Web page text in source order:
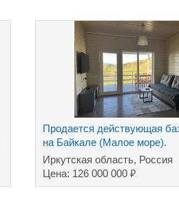
Продается действующая
на Байкале (Малое море).
Иркутская область, Россия
Цена: 126 000 000 ₽